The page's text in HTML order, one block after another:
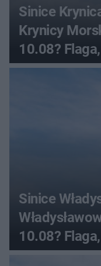
Sinice
Krynicy
10.08?
Sinice
10.08?